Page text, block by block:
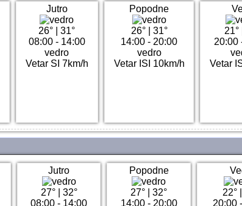
Jutro
26° |31°
08:00 - 14:00
vedro
Vetar SI 7km/h
Popodne
26°| 31°
14:00 - 20:00
vedro
Vetar ISI 10km/h
21°|
20:00
Vetar
Jutro
27°| 32°
08:00 - 14:00
Popodne
27° |32°
14:00 - 20:00
22°
20:00